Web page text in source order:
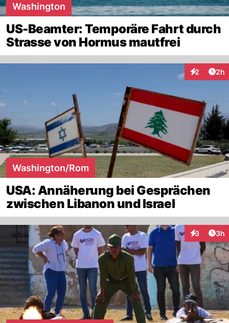
Washington
US-Beamter: Temporäre Fahrt durch
Strasse von Hormus mautfrei
2 2h
Washington/Rom
USA: Annäherung bei Gesprächen
zwischen Libanon und Israel
3 3h